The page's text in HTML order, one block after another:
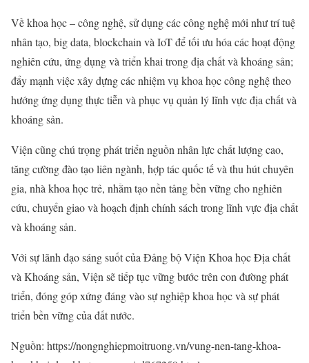
Về khoa học – công nghệ, sử dụng các công nghệ mới như trí tuệ
nhân tạo, big data, blockchain và IoT để tối ưu hóa các hoạt động
nghiên cứu, ứng dụng và triển khai trong địa chất và khoáng sản;
đẩy mạnh việc xây dựng các nhiệm vụ khoa học công nghệ theo
hướng ứng dụng thực tiễn và phục vụ quản lý lĩnh vực địa chất và
khoáng sản.
Viện cũng chú trọng phát triển nguồn nhân lực chất lượng cao,
tăng cường đào tạo liên ngành, hợp tác quốc tế và thu hút chuyên
gia, nhà khoa học trẻ, nhằm tạo nền tảng bền vững cho nghiên
cứu, chuyển giao và hoạch định chính sách trong lĩnh vực địa chất
và khoáng sản.
Với sự lãnh đạo sáng suốt của Đảng bộ Viện Khoa học Địa chất
và Khoáng sản, Viện sẽ tiếp tục vững bước trên con đường phát
triển, đóng góp xứng đáng vào sự nghiệp khoa học và sự phát
triển bền vững của đất nước.
Nguồn: https://nongnghiepmoitruong.vn/vung-nen-tang-khoa-